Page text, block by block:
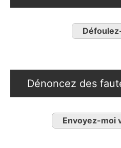
Dénoncez des
Envoyez-moi